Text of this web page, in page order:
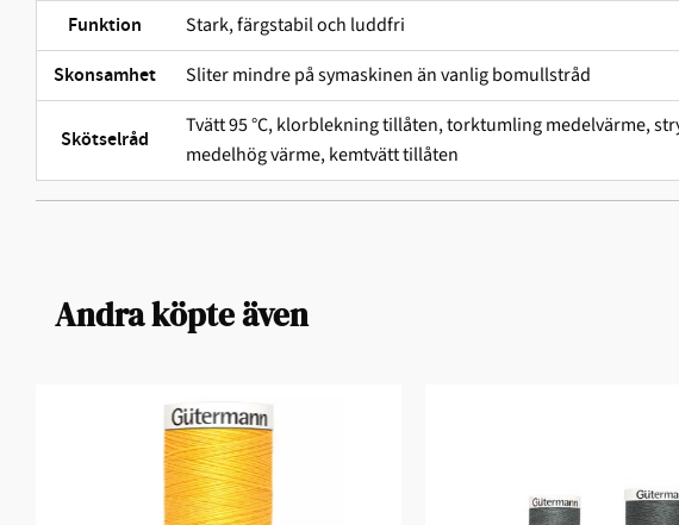
Funktion Stark, färgstabil och ludd­fri
Skonsamhet Sliter mindre på symaskinen än vanlig bomullstråd
Skötselråd
Tvätt 95 °C, klorblekning tillåten, torktumling medelvärme,
medelhög värme, kemtvätt tillåten
Andra köpte även